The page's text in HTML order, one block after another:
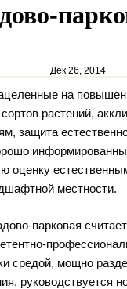
Дек 26, 2014
на
растений,
защита
оценку
местности.
парковая
средой, мощно
руководствуется